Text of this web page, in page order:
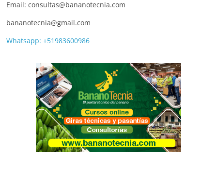
Email: consultas@bananotecnia.com
bananotecnia@gmail.com
Whatsapp: +51983600986